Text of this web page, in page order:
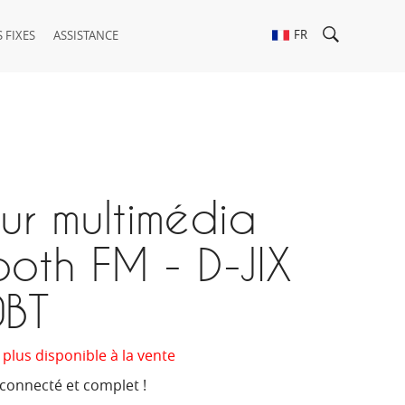
FIXES ASSISTANCE FR
multimédia
FM - D-JIX
disponible à la vente
et complet !